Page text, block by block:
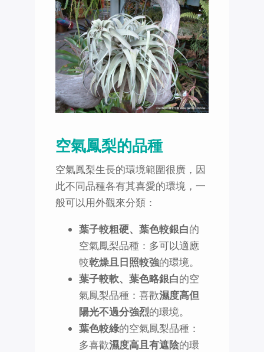
空氣鳳梨的品種
空氣鳳梨生長的環境範圍很廣，因
此不同品種各有其喜愛的環境，一
般可以用外觀來分類：
葉子較粗硬、葉色較銀白的
空氣鳳梨品種：多可以適應
較乾燥且日照較強的環境。
葉子較軟、葉色略銀白的空
氣鳳梨品種：喜歡濕度高但
陽光不過分強烈的環境。
葉色較綠的空氣鳳梨品種：
多喜歡濕度高且有遮陰的環